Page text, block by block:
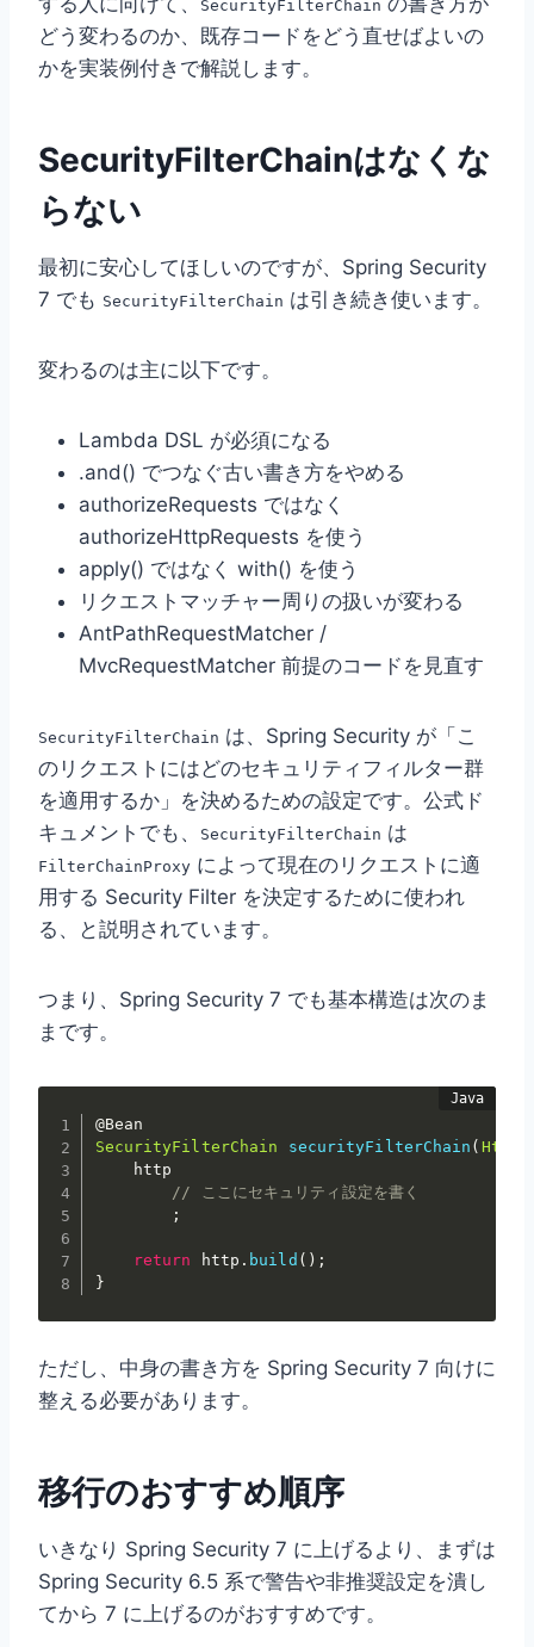
SecurityFilterChain
どう変わるのか、既存コードをどう直せばよいの
かを実装例付きで解説します。
SecurityFilterChainはなくな
らない
最初に安心してほしいのですが、Spring Security
7 でも SecurityFilterChain は引き続き使います。
変わるのは主に以下です。
Lambda DSL が必須になる
.and() でつなぐ古い書き方をやめる
authorizeRequests ではなく
authorizeHttpRequests を使う
apply() ではなく with() を使う
リクエストマッチャー周りの扱いが変わる
AntPathRequestMatcher /
MvcRequestMatcher 前提のコードを見直す
SecurityFilterChain は、Spring Security が「こ
のリクエストにはどのセキュリティフィルター群
を適用するか」を決めるための設定です。公式ド
キュメントでも、
SecurityFilterChain は
FilterChainProxy によって現在のリクエストに適
用する Security Filter を決定するために使われ
る、と説明されています。
つまり、Spring Security 7 でも基本構造は次のま
まです。
@Bean
SecurityFilterChain
securityFilterChain (
    http
// ここにセキュリティ設定を書く
;
return http . build ( ) ;
}
ただし、中身の書き方を Spring Security 7 向けに
整える必要があります。
移行のおすすめ順序
いきなり Spring Security 7 に上げるより、まずは
Spring Security 6.5 系で警告や非推奨設定を潰し
てから 7 に上げるのがおすすめです。